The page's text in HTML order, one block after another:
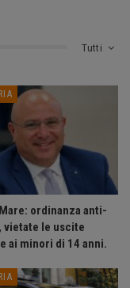
Tutti
ordinanza anti-
vietate le uscite
ai minori di 14 anni.